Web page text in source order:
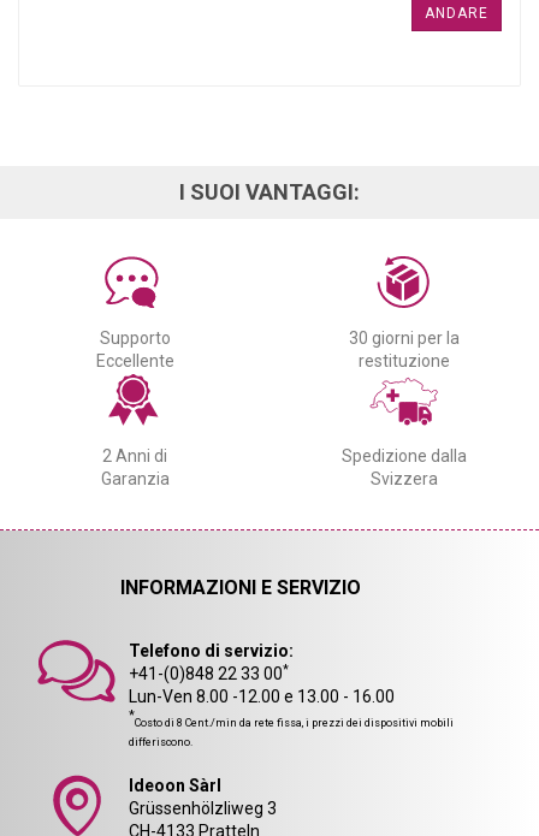
ANDARE
I SUOI VANTAGGI:
Supporto
Eccellente
30 giorni per la
restituzione
2 Anni di
Garanzia
Spedizione dalla
Svizzera
INFORMAZIONI E SERVIZIO
Telefono di servizio:
+41-(0)848 22 33 00*
Lun-Ven 8.00 -12.00 e 13.00 - 16.00
*Costo di 8 Cent./min da rete fissa, i prezzi dei dispositivi mobili
differiscono.
Ideoon Sàrl
Grüssenhölzliweg 3
CH-4133 Pratteln